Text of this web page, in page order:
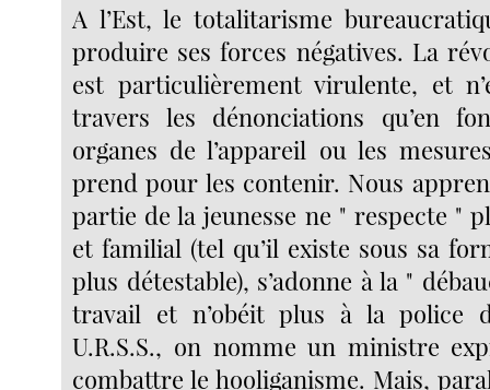
A l’Est, le totalitarisme
produire ses forces négatives. La
est particulièrement virulente, et
travers les dénonciations qu’en
organes de l’appareil ou les
prend pour les contenir. Nous
partie de la jeunesse ne " respecte "
et familial (tel qu’il existe sous sa
plus détestable), s’adonne à la "
travail et n’obéit plus à la police
U.R.S.S., on nomme un ministre
combattre le hooliganisme. Mais,